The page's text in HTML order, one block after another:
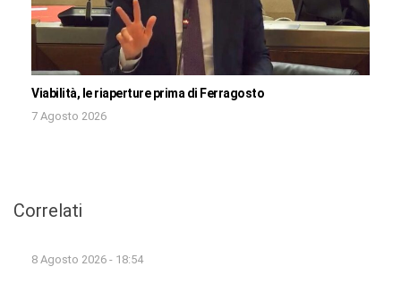
Viabilità, le riaperture prima di Ferragosto
7 Agosto 2026
Correlati
8 Agosto 2026 - 18:54